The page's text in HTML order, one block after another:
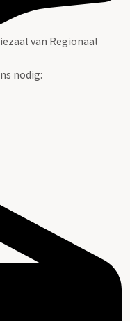
van Regionaal
nodig: